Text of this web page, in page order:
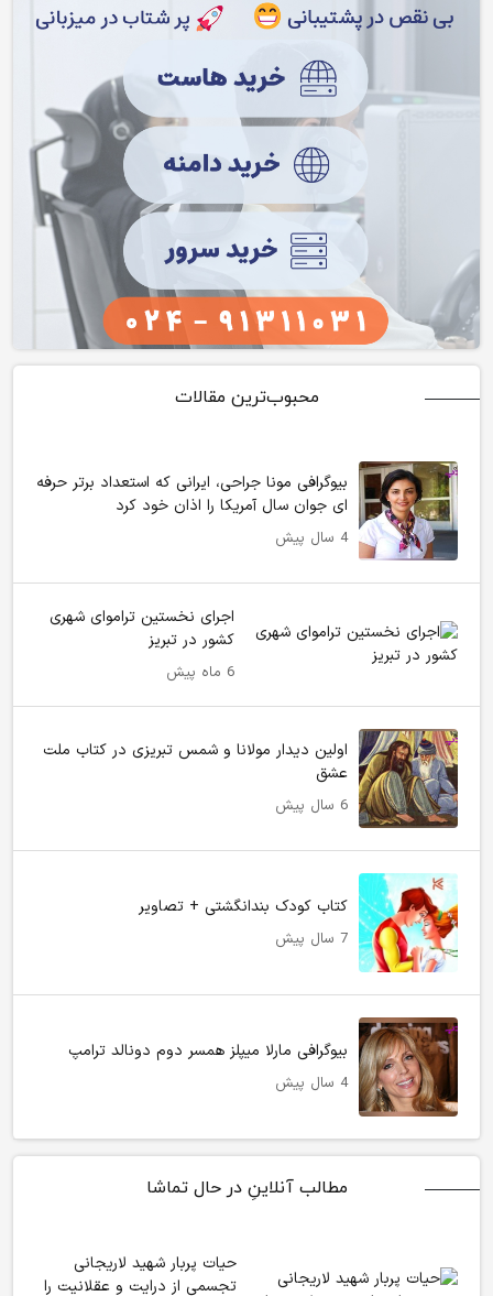
محبوب‌ترین مقالات
بیوگرافی مونا جراحی، ایرانی که استعداد برتر حرفه
ای جوان سال آمریکا را اذان خود کرد
4 سال پیش
اجرای نخستین تراموای شهری
کشور در تبریز
6 ماه پیش
اولین دیدار مولانا و شمس تبریزی در کتاب ملت
عشق
6 سال پیش
کتاب کودک بندانگشتی + تصاویر
7 سال پیش
بیوگرافی مارلا میپلز همسر دوم دونالد ترامپ
4 سال پیش
مطالب آنلاینِ در حال تماشا
حیات پربار شهید لاریجانی
تجسمی از درایت و عقلانیت را